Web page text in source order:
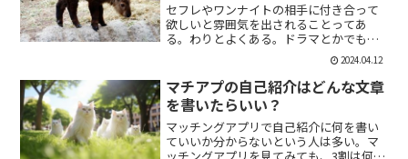
セフレやワンナイトの相手に付き合って
欲しいと雰囲気を出されることってあ
る。わりとよくある。ドラマとかでも、
「1回やっただけで恋人面するな。」みた
いなのがあるけど、現実でもよくある。
そんな時に、相手を気付つけずいかに波
風立てずに振るか。遊び人...
2024.04.12
マチアプの自己紹介はどんな文章
を書いたらいい？
マッチングアプリで自己紹介に何を書い
ていいか分からないという人は多い。マ